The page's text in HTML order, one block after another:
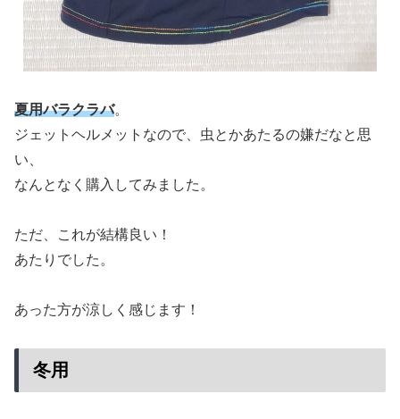
夏用バラクラバ。
ジェットヘルメットなので、虫とかあたるの嫌だなと思
い、
なんとなく購入してみました。
ただ、これが結構良い！
あたりでした。
あった方が涼しく感じます！
冬用